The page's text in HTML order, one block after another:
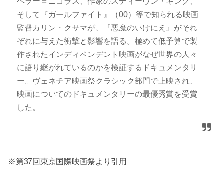
そして『ガールファイト』（00）等で知られる映画
監督カリン・クサマが、『悪魔のいけにえ』がそれ
ぞれに与えた衝撃と影響を語る。極めて低予算で製
作されたインディペンデント映画がなぜ世界の人々
に語り継がれているのかを検証するドキュメンタリ
ー。ヴェネチア映画祭クラシック部門で上映され、
映画についてのドキュメンタリーの最優秀賞を受賞
した。
※第37回東京国際映画祭より引用